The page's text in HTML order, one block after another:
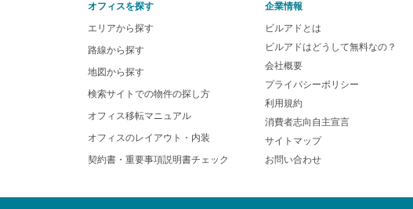
オフィスを探す
エリアから探す
路線から探す
地図から探す
検索サイトでの物件の探し方
オフィス移転マニュアル
オフィスのレイアウト・内装
契約書・重要事項説明書チェック
企業情報
ビルアドとは
ビルアドはどうして無料なの？
会社概要
プライバシーポリシー
利用規約
消費者志向自主宣言
サイトマップ
お問い合わせ